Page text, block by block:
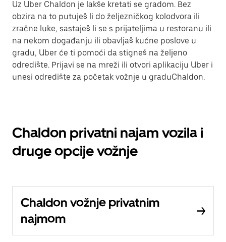
Uz Uber Chaldon je lakše kretati se gradom. Bez
obzira na to putuješ li do željezničkog kolodvora ili
zračne luke, sastaješ li se s prijateljima u restoranu ili
na nekom događanju ili obavljaš kućne poslove u
gradu, Uber će ti pomoći da stigneš na željeno
odredište. Prijavi se na mreži ili otvori aplikaciju Uber i
unesi odredište za početak vožnje u graduChaldon.
Chaldon privatni najam vozila i
druge opcije vožnje
Chaldon vožnje privatnim
najmom